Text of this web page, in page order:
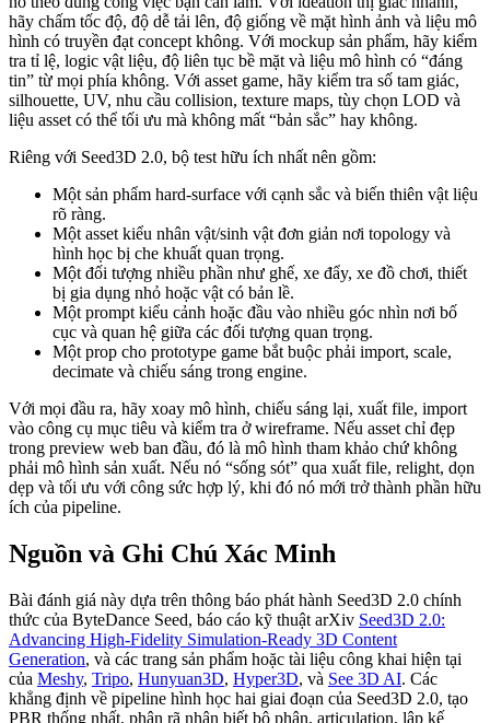
hãy chấm tốc độ, độ dễ tải lên, độ giống về mặt hình ảnh và liệu mô
hình có truyền đạt concept không. Với mockup sản phẩm, hãy kiểm
tra tỉ lệ, logic vật liệu, độ liên tục bề mặt và liệu mô hình có “đáng
tin” từ mọi phía không. Với asset game, hãy kiểm tra số tam giác,
silhouette, UV, nhu cầu collision, texture maps, tùy chọn LOD và
liệu asset có thể tối ưu mà không mất “bản sắc” hay không.
Riêng với Seed3D 2.0, bộ test hữu ích nhất nên gồm:
Một sản phẩm hard-surface với cạnh sắc và biến thiên vật liệu
rõ ràng.
Một asset kiểu nhân vật/sinh vật đơn giản nơi topology và
hình học bị che khuất quan trọng.
Một đối tượng nhiều phần như ghế, xe đẩy, xe đồ chơi, thiết
bị gia dụng nhỏ hoặc vật có bản lề.
Một prompt kiểu cảnh hoặc đầu vào nhiều góc nhìn nơi bố
cục và quan hệ giữa các đối tượng quan trọng.
Một prop cho prototype game bắt buộc phải import, scale,
decimate và chiếu sáng trong engine.
Với mọi đầu ra, hãy xoay mô hình, chiếu sáng lại, xuất file, import
vào công cụ mục tiêu và kiểm tra ở wireframe. Nếu asset chỉ đẹp
trong preview web ban đầu, đó là mô hình tham khảo chứ không
phải mô hình sản xuất. Nếu nó “sống sót” qua xuất file, relight, dọn
dẹp và tối ưu với công sức hợp lý, khi đó nó mới trở thành phần hữu
ích của pipeline.
Nguồn và Ghi Chú Xác Minh
Bài đánh giá này dựa trên thông báo phát hành Seed3D 2.0 chính
thức của ByteDance Seed, báo cáo kỹ thuật arXiv Seed3D 2.0:
Advancing High-Fidelity Simulation-Ready 3D Content
Generation, và các trang sản phẩm hoặc tài liệu công khai hiện tại
của Meshy, Tripo, Hunyuan3D, Hyper3D, và See 3D AI. Các
khẳng định về pipeline hình học hai giai đoạn của Seed3D 2.0, tạo
PBR thống nhất, phân rã nhận biết bộ phận, articulation, lập kế